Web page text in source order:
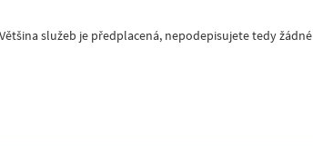
služeb je předplacená, nepodepisujete tedy žádné